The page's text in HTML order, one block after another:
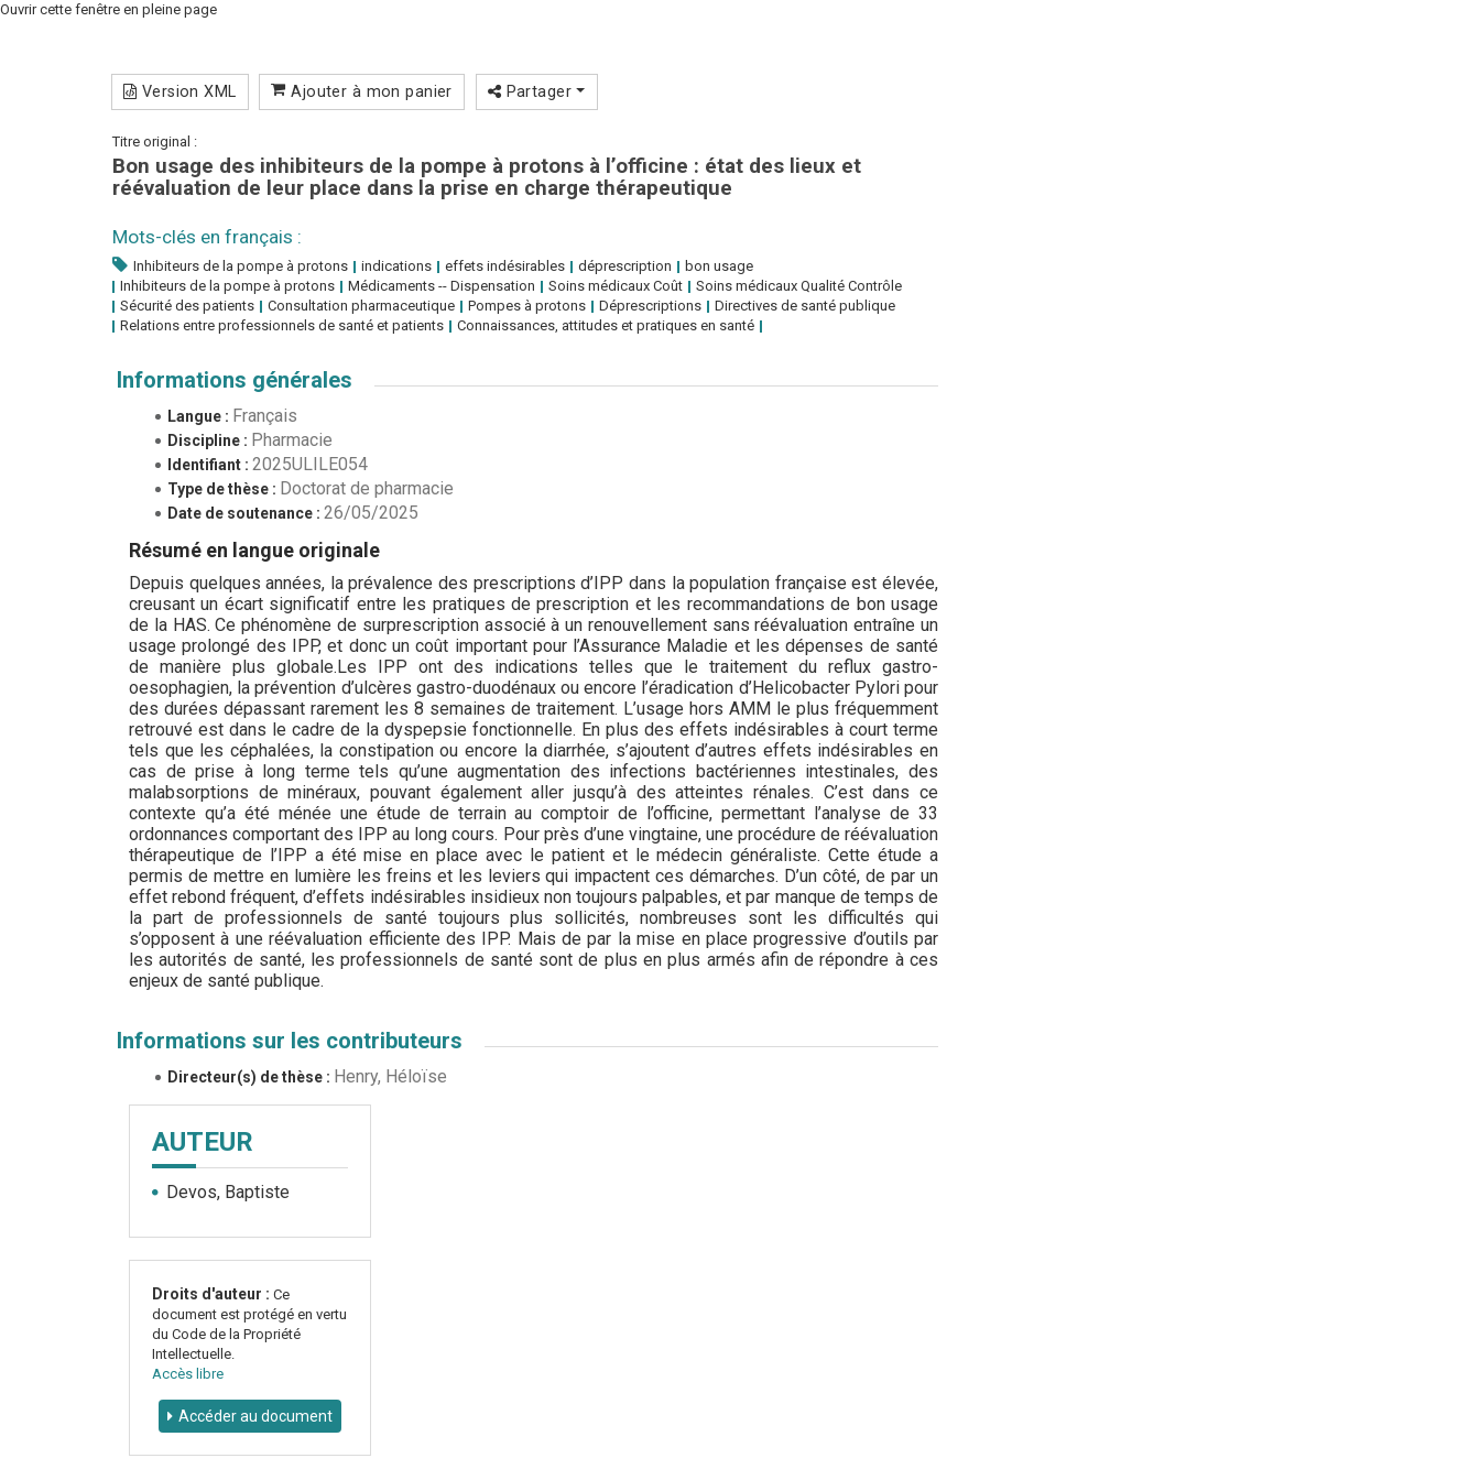
Ouvrir cette fenêtre en pleine page
Version XML Ajouter à mon panier Partager
Titre original :
Bon usage des inhibiteurs de la pompe à protons à l’officine : état des lieux et
réévaluation de leur place dans la prise en charge thérapeutique
Mots-clés en français :
Inhibiteurs de la pompe à protons indications effets indésirables déprescription
bon usage
Inhibiteurs de la pompe à protons
Médicaments -- Dispensation Soins médicaux‎ Coût
Soins médicaux‎ Qualité‎ Contrôle
Sécurité des patients
Consultation pharmaceutique Pompes à protons Déprescriptions
Directives de santé publique
Relations entre professionnels de santé et patients
Connaissances, attitudes et pratiques en santé
Informations générales
Langue : Français
Discipline : Pharmacie
Identifiant : 2025ULILE054
Type de thèse : Doctorat de pharmacie
Date de soutenance : 26/05/2025
Résumé en langue originale
Depuis quelques années, la prévalence des prescriptions d’IPP dans la population française est élevée,
creusant un écart significatif entre les pratiques de prescription et les recommandations de bon usage
de la HAS. Ce phénomène de surprescription associé à un renouvellement sans réévaluation entraîne un
usage prolongé des IPP, et donc un coût important pour l’Assurance Maladie et les dépenses de santé
de manière plus globale.Les IPP ont des indications telles que le traitement du reflux gastro-
oesophagien, la prévention d’ulcères gastro-duodénaux ou encore l’éradication d’Helicobacter Pylori pour
des durées dépassant rarement les 8 semaines de traitement. L’usage hors AMM le plus fréquemment
retrouvé est dans le cadre de la dyspepsie fonctionnelle. En plus des effets indésirables à court terme
tels que les céphalées, la constipation ou encore la diarrhée, s’ajoutent d’autres effets indésirables en
cas de prise à long terme tels qu’une augmentation des infections bactériennes intestinales, des
malabsorptions de minéraux, pouvant également aller jusqu’à des atteintes rénales. C’est dans ce
contexte qu’a été ménée une étude de terrain au comptoir de l’officine, permettant l’analyse de 33
ordonnances comportant des IPP au long cours. Pour près d’une vingtaine, une procédure de réévaluation
thérapeutique de l’IPP a été mise en place avec le patient et le médecin généraliste. Cette étude a
permis de mettre en lumière les freins et les leviers qui impactent ces démarches. D’un côté, de par un
effet rebond fréquent, d’effets indésirables insidieux non toujours palpables, et par manque de temps de
la part de professionnels de santé toujours plus sollicités, nombreuses sont les difficultés qui
s’opposent à une réévaluation efficiente des IPP. Mais de par la mise en place progressive d’outils par
les autorités de santé, les professionnels de santé sont de plus en plus armés afin de répondre à ces
enjeux de santé publique.
Informations sur les contributeurs
Directeur(s) de thèse : Henry, Héloïse
AUTEUR
Devos, Baptiste
Droits d'auteur : Ce
document est protégé en vertu
du Code de la Propriété
Intellectuelle.
Accès libre
Accéder au document